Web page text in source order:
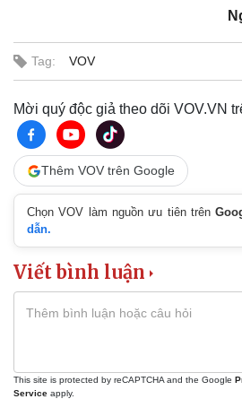
Tag: VOV
Mời quý độc giả theo dõi VOV.VN
Thêm VOV trên Google
Chọn VOV làm nguồn ưu tiên trên
dẫn.
Viết bình luận
This site is protected by reCAPTCHA and the Google
Service apply.